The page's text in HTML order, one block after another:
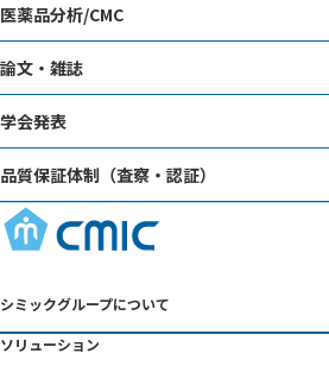
医薬品分析/CMC
論文・雑誌
学会発表
品質保証体制（査察・認証）
シミックグループについて
ソリューション